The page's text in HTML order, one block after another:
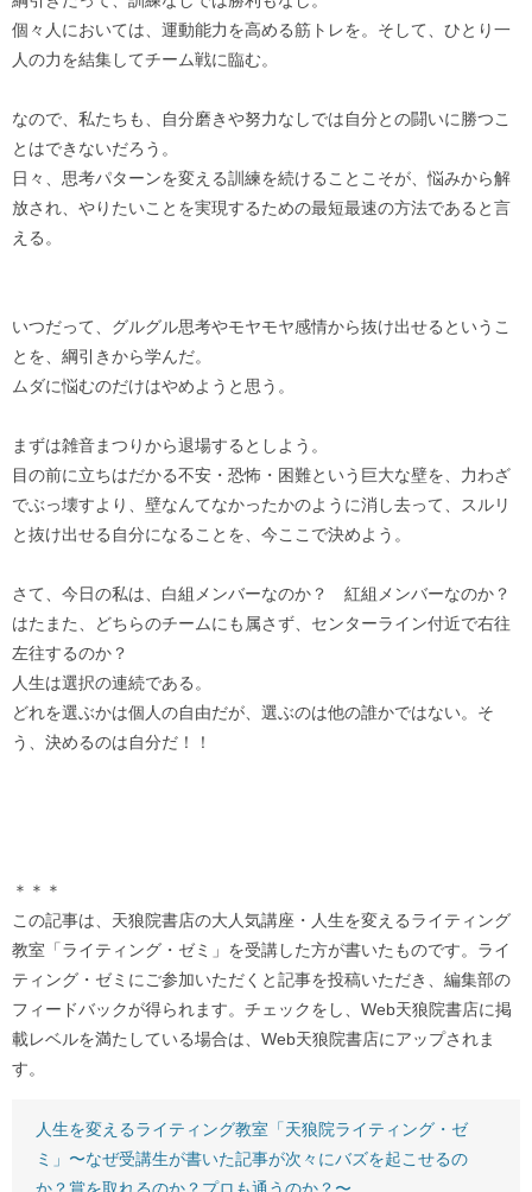
個々人においては、運動能力を高める筋トレを。そして、ひとり一
人の力を結集してチーム戦に臨む。
なので、私たちも、自分磨きや努力なしでは自分との闘いに勝つこ
とはできないだろう。
日々、思考パターンを変える訓練を続けることこそが、悩みから解
放され、やりたいことを実現するための最短最速の方法であると言
える。
いつだって、グルグル思考やモヤモヤ感情から抜け出せるというこ
とを、綱引きから学んだ。
ムダに悩むのだけはやめようと思う。
まずは雑音まつりから退場するとしよう。
目の前に立ちはだかる不安・恐怖・困難という巨大な壁を、力わざ
でぶっ壊すより、壁なんてなかったかのように消し去って、スルリ
と抜け出せる自分になることを、今ここで決めよう。
さて、今日の私は、白組メンバーなのか？ 紅組メンバーなのか？
はたまた、どちらのチームにも属さず、センターライン付近で右往
左往するのか？
人生は選択の連続である。
どれを選ぶかは個人の自由だが、選ぶのは他の誰かではない。そ
う、決めるのは自分だ！！
＊＊＊
この記事は、天狼院書店の大人気講座・人生を変えるライティング
教室「ライティング・ゼミ」を受講した方が書いたものです。ライ
ティング・ゼミにご参加いただくと記事を投稿いただき、編集部の
フィードバックが得られます。チェックをし、Web天狼院書店に掲
載レベルを満たしている場合は、Web天狼院書店にアップされま
す。
人生を変えるライティング教室「天狼院ライティング・ゼ
ミ」〜なぜ受講生が書いた記事が次々にバズを起こせるの
か？賞を取れるのか？プロも通うのか？〜